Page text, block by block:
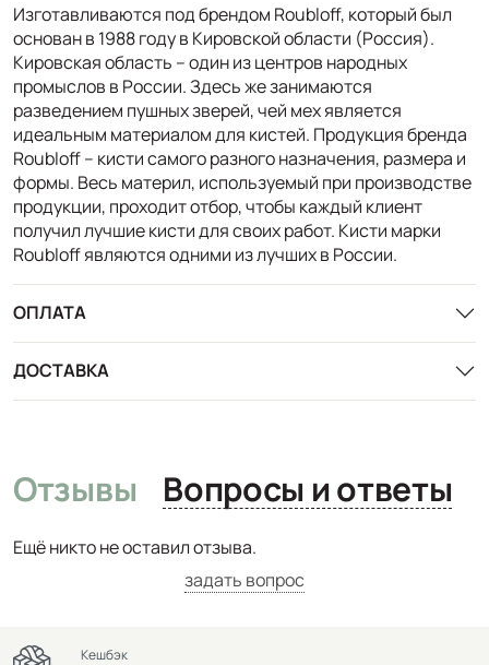
Изготавливаются под брендом Roubloff, который был
основан в 1988 году в Кировской области (Россия).
Кировская область – один из центров народных
промыслов в России. Здесь же занимаются
разведением пушных зверей, чей мех является
идеальным материалом для кистей. Продукция бренда
Roubloff – кисти самого разного назначения, размера и
формы. Весь материл, используемый при производстве
продукции, проходит отбор, чтобы каждый клиент
получил лучшие кисти для своих работ. Кисти марки
Roubloff являются одними из лучших в России.
ОПЛАТА
ДОСТАВКА
Отзывы Вопросы и ответы
Ещё никто не оставил отзыва.
задать вопрос
Кешбэк